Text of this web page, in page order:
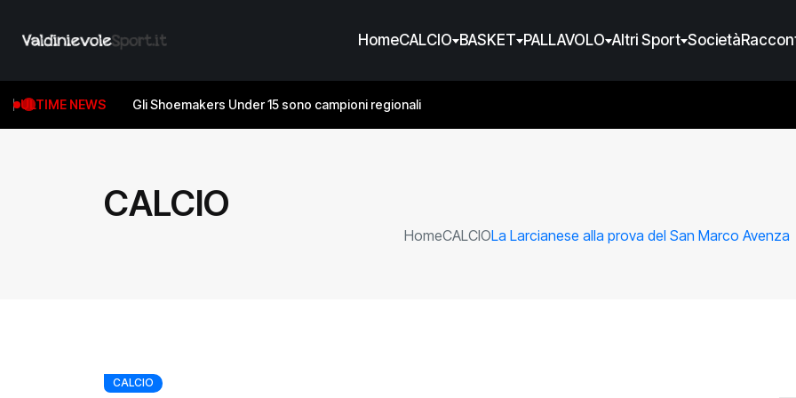
HomeCALCIO BASKET PALLAVOLO Altri Sport Società
ULTIME NEWS Gli Shoemakers Under 15 sono campioni regionali
CALCIO
HomeCALCIOLa Larcianese alla prova del San Marco Avenza
CALCIO